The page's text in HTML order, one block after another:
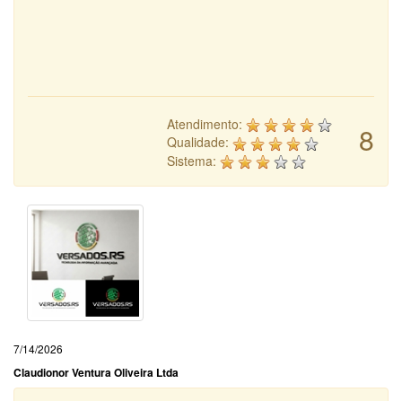
8
Atendimento:
Qualidade:
Sistema:
7/14/2026
Claudionor Ventura Oliveira Ltda